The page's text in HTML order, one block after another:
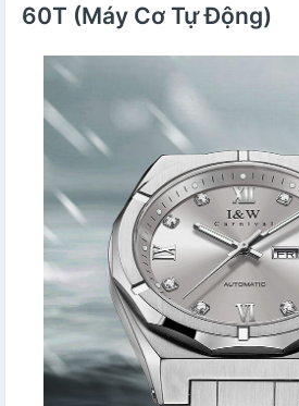
60T (Máy Cơ Tự Động)